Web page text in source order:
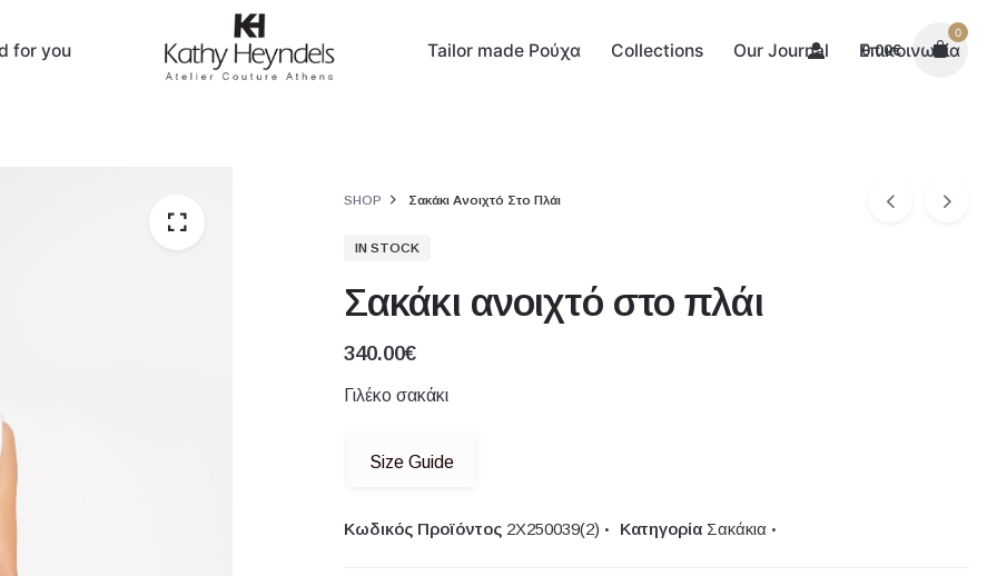
for you Tailor made Ρούχα Collections Our Journal Επικοινωνία
0.00€
0
SHOP Σακάκι Ανοιχτό Στο Πλάι
IN STOCK
Σακάκι ανοιχτό στο πλάι
340.00€
Γιλέκο σακάκι
Size Guide
Κωδικός Προϊόντος 2Χ250039(2) Κατηγορία Σακάκια